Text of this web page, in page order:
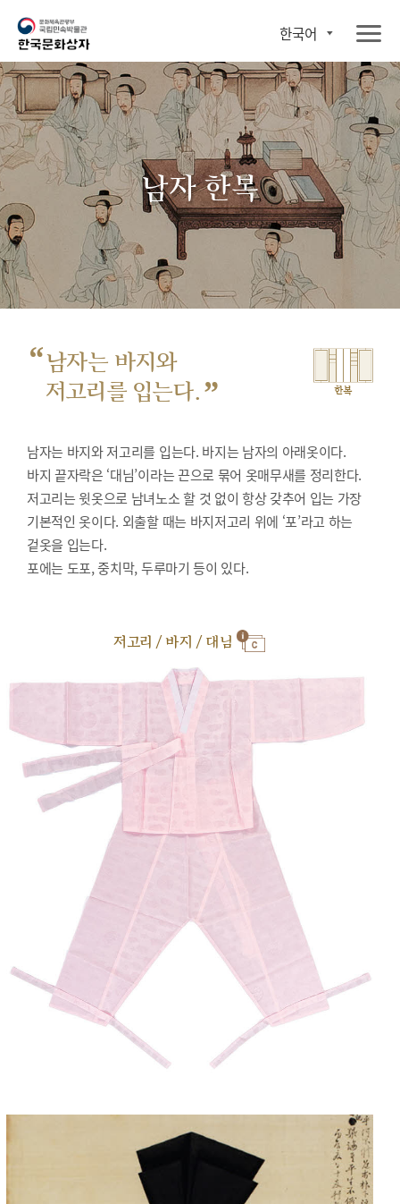
한국어
남자 한복
“남자는 바지와
저고리를 입는다. ” 한복
남자는 바지와 저고리를 입는다. 바지는 남자의 아래옷이다.
바지 끝자락은 ‘대님’이라는 끈으로 묶어 옷매무새를 정리한다.
저고리는 윗옷으로 남녀노소 할 것 없이 항상 갖추어 입는 가장
기본적인 옷이다. 외출할 때는 바지저고리 위에 ‘포’라고 하는
겉옷을 입는다.
포에는 도포, 중치막, 두루마기 등이 있다.
저고리 / 바지 / 대님